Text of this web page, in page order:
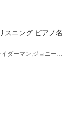
スニング ピアノ名